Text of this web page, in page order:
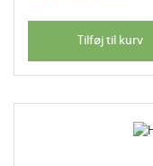
Tilføj til kurv